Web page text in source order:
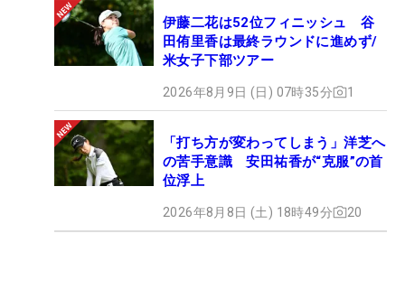
伊藤二花は52位フィニッシュ 谷
田侑里香は最終ラウンドに進めず/
米女子下部ツアー
2026年8月9日 (日) 07時35分 1
「打ち方が変わってしまう」洋芝へ
の苦手意識 安田祐香が“克服”の首
位浮上
2026年8月8日 (土) 18時49分 20